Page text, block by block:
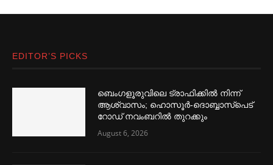
EDITOR’S PICKS
ബെംഗളൂരുവിലെ ട്രാഫിക്കില്‍ നിന്ന്
ആശ്വാസം; ഹൊസൂര്‍-ദൊബ്ബാസ്പെട്
റോഡ് നവംബറില്‍ തുറക്കും
August 6, 2026